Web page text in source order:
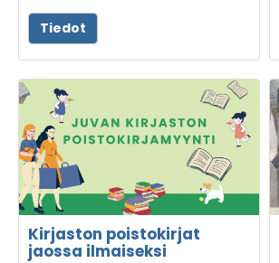
Tiedot
Kirjaston poistokirjat
jaossa ilmaiseksi